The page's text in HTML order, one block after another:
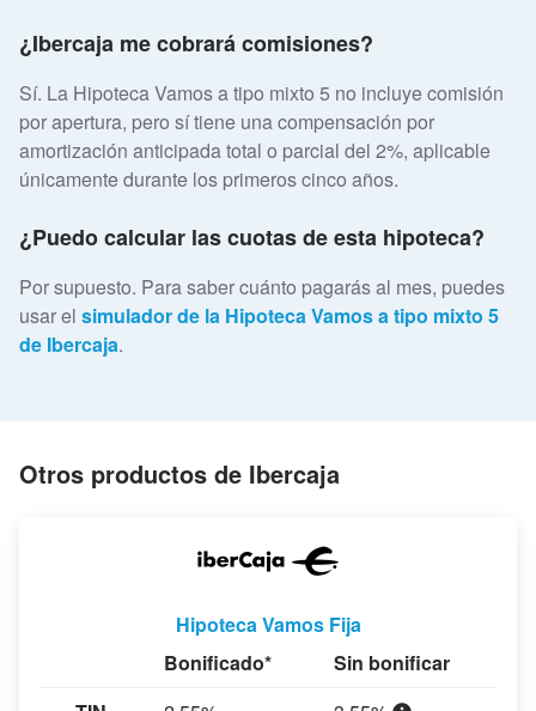
¿Ibercaja me cobrará comisiones?
Sí. La Hipoteca Vamos a tipo mixto 5 no incluye comisión
por apertura, pero sí tiene una compensación por
amortización anticipada total o parcial del 2%, aplicable
únicamente durante los primeros cinco años.
¿Puedo calcular las cuotas de esta hipoteca?
Por supuesto. Para saber cuánto pagarás al mes, puedes
usar el simulador de la Hipoteca Vamos a tipo mixto 5
de Ibercaja.
Otros productos de Ibercaja
Hipoteca Vamos Fija
Bonificado*
Sin bonificar